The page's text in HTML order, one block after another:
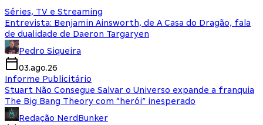
Séries, TV e Streaming
Entrevista: Benjamin Ainsworth, de A Casa do Dragão, fala
de dualidade de Daeron Targaryen
Pedro Siqueira
03.ago.26
Informe Publicitário
Stuart Não Consegue Salvar o Universo expande a franquia
The Big Bang Theory com “herói” inesperado
Redação NerdBunker